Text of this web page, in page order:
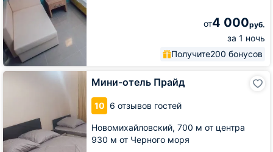
от4 000руб.
за 1 ночь
Получите200 бонусов
Мини-отель Прайд
10 6 отзывов гостей
Новомихайловский, 700 м от центра
930 м от Черного моря
Мини-